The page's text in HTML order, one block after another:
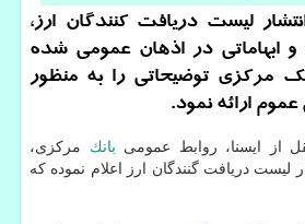
لیست دریافت كنندگان ارز،
و ابهاماتی در اذهان عمومی شده
مركزی توضیحاتی را به منظور
ارائه نمود.
از ایسنا، روابط عمومی بانك مركزی،
لیست دریافت گنندگان ارز اعلام نموده كه